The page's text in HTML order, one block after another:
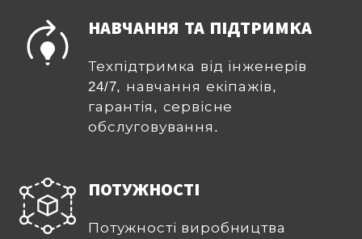
НАВЧАННЯ ТА ПІДТРИМКА
Техпідтримка від інженерів
24/7, навчання екіпажів,
гарантія, сервісне
обслуговування.
ПОТУЖНОСТІ
Потужності виробництва